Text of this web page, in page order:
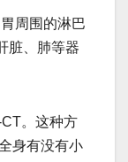
周围的淋巴
脏、肺等器
。这种方
身有没有小